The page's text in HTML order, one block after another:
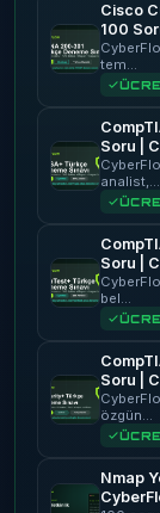
Cisco
100
tem…
Soru |
analist,…
Soru |
bel…
Soru |
özgün…
Nmap